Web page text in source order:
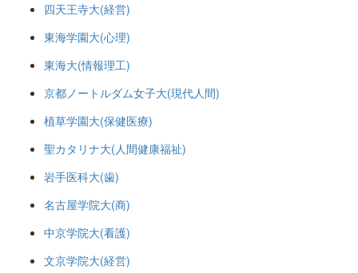
四天王寺大(経営)
東海学園大(心理)
東海大(情報理工)
京都ノートルダム女子大(現代人間)
植草学園大(保健医療)
聖カタリナ大(人間健康福祉)
岩手医科大(歯)
名古屋学院大(商)
中京学院大(看護)
文京学院大(経営)